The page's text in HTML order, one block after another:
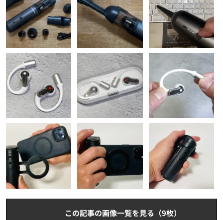
この記事の画像一覧を見る（9枚）